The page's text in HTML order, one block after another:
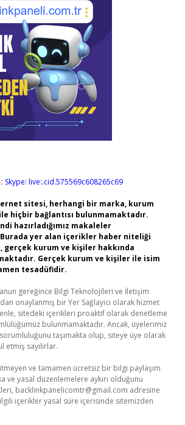
Skype: live:.cid.575569c608265c69
sitesi, herhangi bir marka, kurum
hiçbir bağlantısı bulunmamaktadır.
hazırladığımız makaleler
Burada yer alan içerikler haber niteliği
gerçek kurum ve kişiler hakkında
Gerçek kurum ve kişiler ile isim
tesadüfidir.
gereğince Bilgi Teknolojileri ve İletişim
onaylanmış bir Yer Sağlayıcı olarak hizmet
sitedeki içerikleri proaktif olarak denetleme
bulunmamaktadır. Ancak, üyelerimiz
taşımakta olup, siteye üye olarak
etmiş sayılırlar.
ve tamamen ücretsiz bir bilgi paylaşım
ve yasal düzenlemelere aykırı olduğunu
backlinkpanelicomtr@gmail.com adresine
içerikler yasal süre içerisinde sitemizden